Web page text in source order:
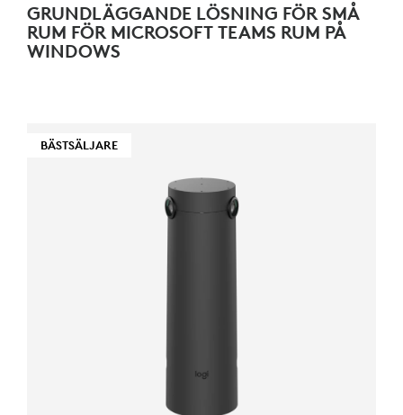
GRUNDLÄGGANDE LÖSNING FÖR SMÅ
RUM FÖR MICROSOFT TEAMS RUM PÅ
WINDOWS
BÄSTSÄLJARE